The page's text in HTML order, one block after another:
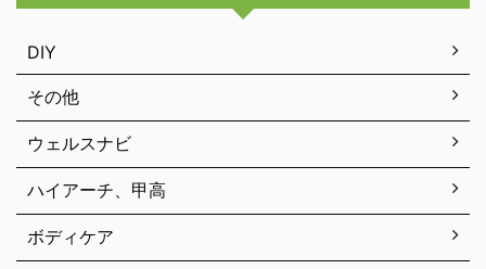
DIY
その他
ウェルスナビ
ハイアーチ、甲高
ボディケア